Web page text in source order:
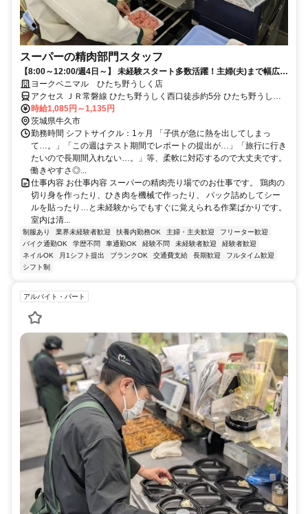
スーパーの精肉部門スタッフ
【8:00～12:00/週4日～】 未経験スタート多数活躍！主婦(夫)まで幅広い
層が在籍★
ヨークベニマル ひたち野うしく店
アクセス ＪＲ常磐線 ひたち野うしく西口徒歩約5分 ひたち野うしく
駅(JR在来線)5分
時給1,085円～1,135円
茨城県牛久市
勤務時間 シフトサイクル：1ヶ月 「子供が急に熱を出してしまっ
て…。」「この週はテスト期間でレポートの提出が…」「旅行に行き
たいので長期間入れない…。」等、柔軟に対応するので大丈夫です。
働きやすさ◎...
仕事内容 お仕事内容 スーパーの精肉売り場でのお仕事です。 鶏肉の
切り身を作ったり、ひき肉を機械で作ったり、 パック詰めしてシー
ルを貼ったり…と未経験からでもすぐに覚えられる作業ばかりです。
室内は清...
制服あり 業界未経験者歓迎 扶養内勤務OK 主婦・主夫歓迎
フリーター歓迎
バイク通勤OK
学歴不問 車通勤OK 経験不問 未経験者歓迎
経験者歓迎
ネイルOK
月1シフト提出 ブランクOK 交通費支給 長期歓迎
フルタイム歓迎
シフト制
アルバイト・パート